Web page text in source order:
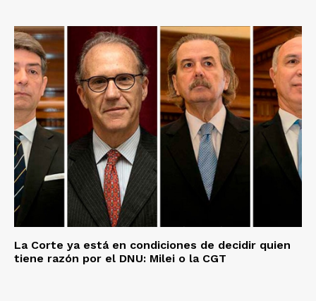
La Corte ya está en condiciones de decidir quien
tiene razón por el DNU: Milei o la CGT